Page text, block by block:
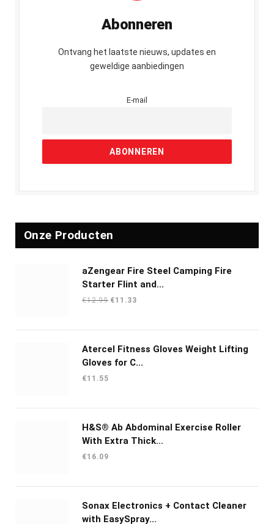
Abonneren
Ontvang het laatste nieuws, updates en
geweldige aanbiedingen
E-mail
Onze Producten
aZengear Fire Steel Camping Fire
Starter Flint and...
€12.99 Oorspronkelijke
€11.33
Atercel Fitness Gloves Weight Lifting
Gloves for C...
€11.55
H&S® Ab Abdominal Exercise Roller
With Extra Thick...
€16.09
Sonax Electronics + Contact Cleaner
with EasySpray...